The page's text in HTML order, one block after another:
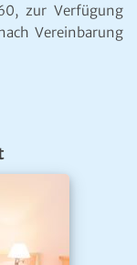
zur Verfügung
Vereinbarung